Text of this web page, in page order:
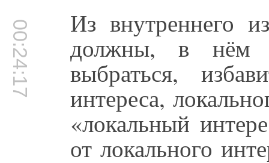
00:24:17 Из внутреннего
должны, в нём
выбраться,
интереса,
«локальный
от локального